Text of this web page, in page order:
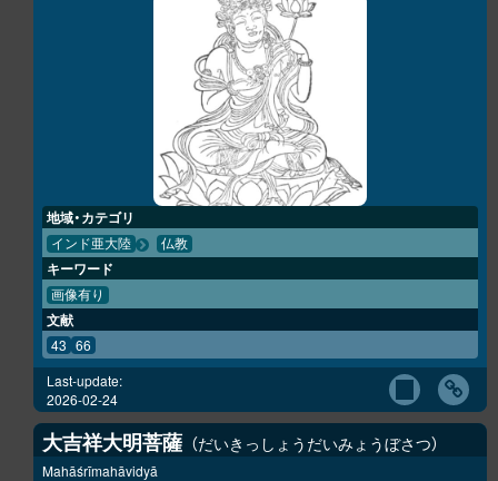
地域・カテゴリ
インド亜大陸 仏教
キーワード
画像有り
文献
43 66
Last-update:
2026-02-24
大吉祥大明菩薩 だいきっしょうだいみょうぼさつ
Mahāśrīmahāvidyā